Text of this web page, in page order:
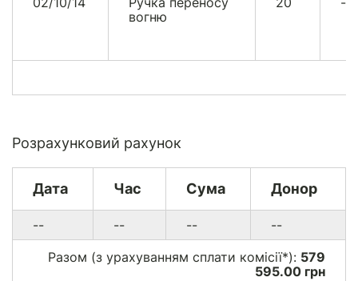
вогню
Розрахунковий рахунок
Дата Час Сума Донор
-- -- --
--
Разом (з урахуванням сплати комісії*): 579
595.00 грн